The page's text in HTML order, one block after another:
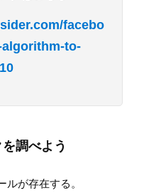
facebo
to-
調べよう
が存在する。